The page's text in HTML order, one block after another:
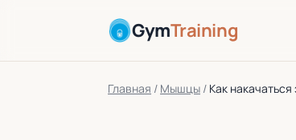
GymTraining
Главная / Мышцы / Как